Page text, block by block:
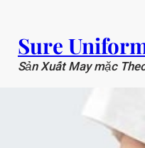
phầnSure
Sản Xuất May mặc